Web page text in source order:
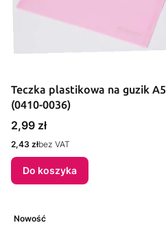
Teczka plastikowa na guzik
(0410-0036)
Cena
2,99 zł
Cena
2,43 złbez VAT
Do koszyka
Nowość